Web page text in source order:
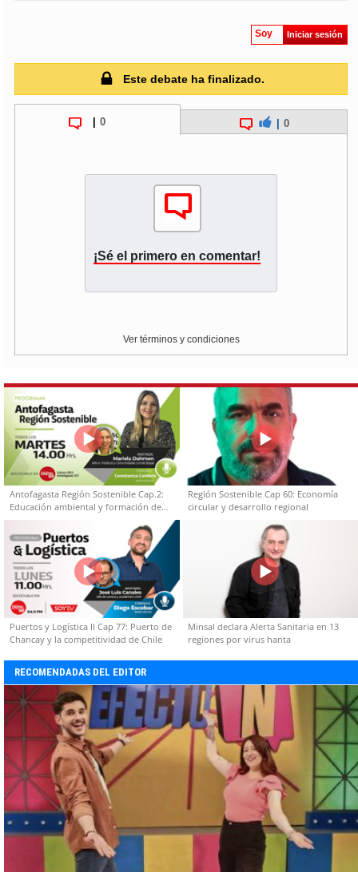
Soy Iniciar sesión
Este debate ha finalizado.
0 0
¡Sé el primero en comentar!
Ver términos y condiciones
Antofagasta Región Sostenible Cap.2:
Educación ambiental y formación de
capacidades técnicas
Región Sostenible Cap 60: Economía
circular y desarrollo regional
Puertos y Logística II Cap 77: Puerto de
Chancay y la competitividad de Chile
Minsal declara Alerta Sanitaria en 13
regiones por virus hanta
RECOMENDADAS DEL EDITOR